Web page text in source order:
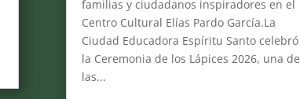
familias y ciudadanos inspiradores en el
Centro Cultural Elías Pardo García.La
Ciudad Educadora Espíritu Santo celebró
la Ceremonia de los Lápices 2026, una de
las...